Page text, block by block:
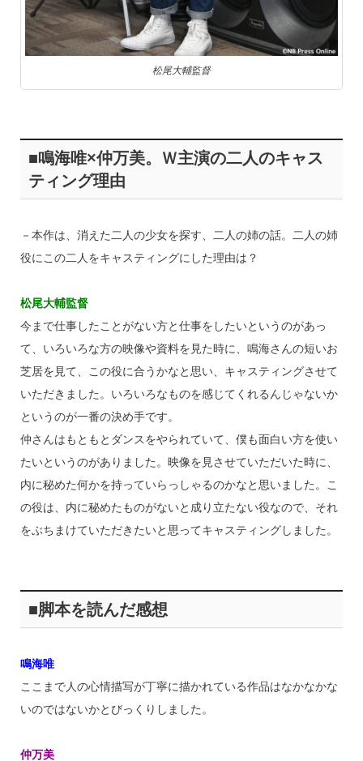
松尾大輔監督
■鳴海唯×仲万美。Ｗ主演の二人のキャス
ティング理由
－本作は、消えた二人の少女を探す、二人の姉の話。二人の姉
役にこの二人をキャスティングにした理由は？
松尾大輔監督
今まで仕事したことがない方と仕事をしたいというのがあっ
て、いろいろな方の映像や資料を見た時に、鳴海さんの短いお
芝居を見て、この役に合うかなと思い、キャスティングさせて
いただきました。いろいろなものを感じてくれるんじゃないか
というのが一番の決め手です。
仲さんはもともとダンスをやられていて、僕も面白い方を使い
たいというのがありました。映像を見させていただいた時に、
内に秘めた何かを持っていらっしゃるのかなと思いました。こ
の役は、内に秘めたものがないと成り立たない役なので、それ
をぶちまけていただきたいと思ってキャスティングしました。
■脚本を読んだ感想
鳴海唯
ここまで人の心情描写が丁寧に描かれている作品はなかなかな
いのではないかとびっくりしました。
仲万美